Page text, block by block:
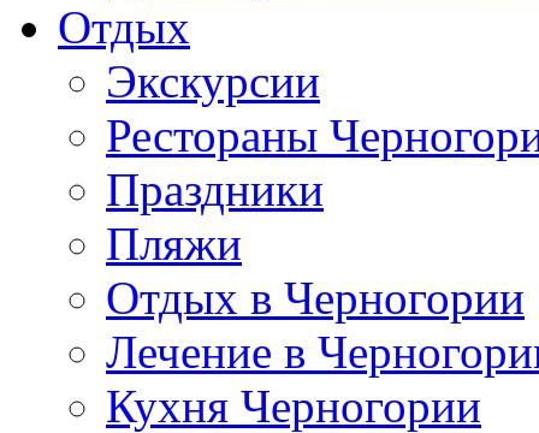
Отдых
Экскурсии
Рестораны
Праздники
Пляжи
Отдых в Черногории
Лечение в
Кухня Черногории